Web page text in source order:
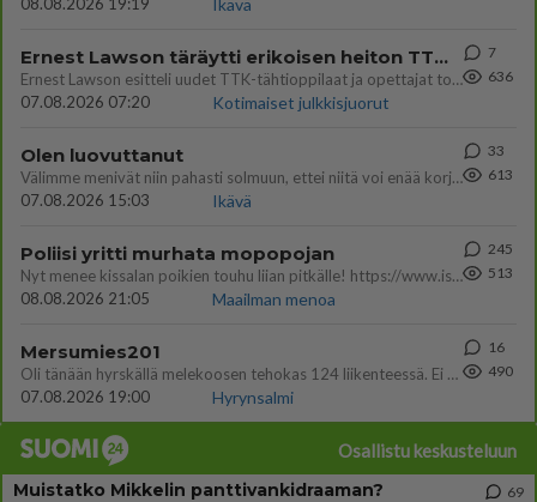
Ikävä
Ernest Lawson täräytti erikoisen heiton TTK-lehdistötilaisuudessa: " Onko tässä tarkoituksena...?"
Ernest Lawson esitteli uudet TTK-tähtioppilaat ja opettajat torstaina 6.8. lehdistölle. Tulevalla kaudella on yksi hausk
07.08.2026 07:20
Kotimaiset julkkisjuorut
7
636
Olen luovuttanut
Välimme menivät niin pahasti solmuun, ettei niitä voi enää korjata. On aika jatkaa elämässä eteenpäin. Toivon sulle kaik
07.08.2026 15:03
Ikävä
33
613
Poliisi yritti murhata mopopojan
Nyt menee kissalan poikien touhu liian pitkälle! https://www.is.fi/kotimaa/art-2000012193221.html Karu video mopomiiti
08.08.2026 21:05
Maailman menoa
245
513
Mersumies201
Oli tänään hyrskällä melekoosen tehokas 124 liikenteessä. Ei paljon vastamäki haitannu....
07.08.2026 19:00
Hyrynsalmi
16
490
Osallistu keskusteluun
Muistatko Mikkelin panttivankidraaman?
69